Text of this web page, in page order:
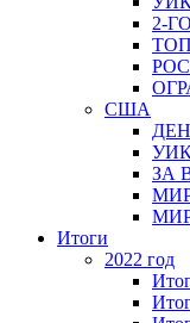
2-
США
ЗА
Итоги
2022 год